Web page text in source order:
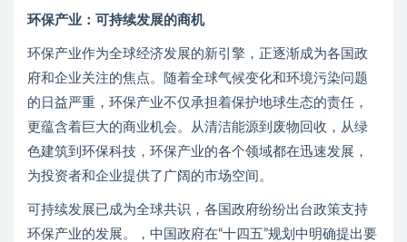
环保产业：可持续发展的商机
环保产业作为全球经济发展的新引擎，正逐渐成为各国政
府和企业关注的焦点。随着全球气候变化和环境污染问题
的日益严重，环保产业不仅承担着保护地球生态的责任，
更蕴含着巨大的商业机会。从清洁能源到废物回收，从绿
色建筑到环保科技，环保产业的各个领域都在迅速发展，
为投资者和企业提供了广阔的市场空间。
可持续发展已成为全球共识，各国政府纷纷出台政策支持
环保产业的发展。，中国政府在“十四五”规划中明确提出要